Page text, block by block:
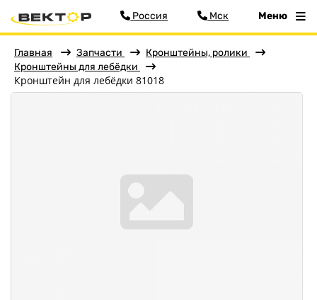
Запчасти
Аксессуары
Детали подвески
Фильтр
Россия Мск Меню
Главная Запчасти
Кронштейны, ролики
Кронштейны для лебёдки
Кронштейн для лебёдки 81018